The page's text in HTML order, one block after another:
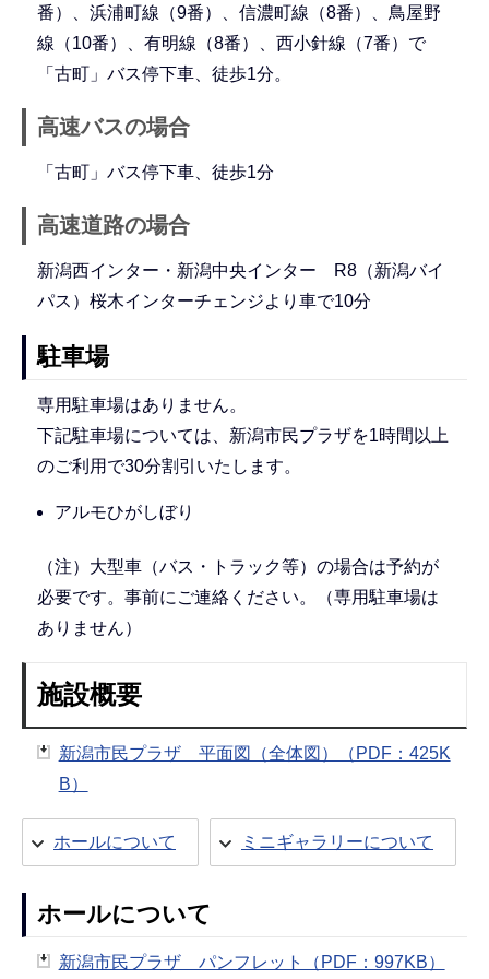
番）、浜浦町線（9番）、信濃町線（8番）、鳥屋野
線（10番）、有明線（8番）、西小針線（7番）で
「古町」バス停下車、徒歩1分。
高速バスの場合
「古町」バス停下車、徒歩1分
高速道路の場合
新潟西インター・新潟中央インター R8（新潟バイ
パス）桜木インターチェンジより車で10分
駐車場
専用駐車場はありません。
下記駐車場については、新潟市民プラザを1時間以上
のご利用で30分割引いたします。
アルモひがしぼり
（注）大型車（バス・トラック等）の場合は予約が
必要です。事前にご連絡ください。（専用駐車場は
ありません）
施設概要
新潟市民プラザ 平面図（全体図）（PDF：425K
B）
ホールについて ミニギャラリーについて
ホールについて
新潟市民プラザ パンフレット（PDF：997KB）